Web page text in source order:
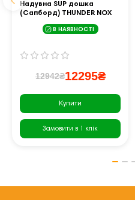
Надувна SUP дошка
(Сапборд) THUNDER NOX
В НАЯВНОСТІ
12942₴12295₴
Купити
Замовити в 1 клік